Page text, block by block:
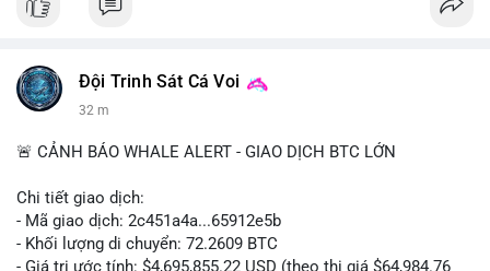
📰 Nguồn: Cointelegraph
Đội Trinh Sát Cá Voi
32 m
🚨 CẢNH BÁO WHALE ALERT - GIAO DỊCH BTC LỚN
Chi tiết giao dịch:
- Mã giao dịch: 2c451a4a...65912e5b
- Khối lượng di chuyển: 72.2609 BTC
- Giá trị ước tính: $4,695,855.22 USD (theo thị giá $64,984.76